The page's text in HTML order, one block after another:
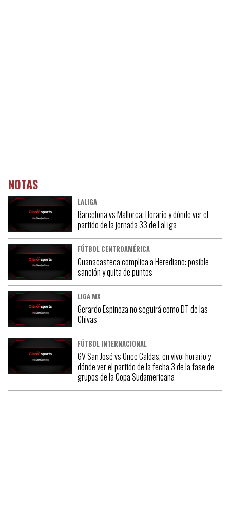
NOTAS
LALIGA
Barcelona vs Mallorca: Horario y dónde ver el
partido de la jornada 33 de LaLiga
FÚTBOL CENTROAMÉRICA
Guanacasteca complica a Herediano: posible
sanción y quita de puntos
LIGA MX
Gerardo Espinoza no seguirá como DT de las
Chivas
FÚTBOL INTERNACIONAL
GV San José vs Once Caldas, en vivo: horario y
dónde ver el partido de la fecha 3 de la fase de
grupos de la Copa Sudamericana